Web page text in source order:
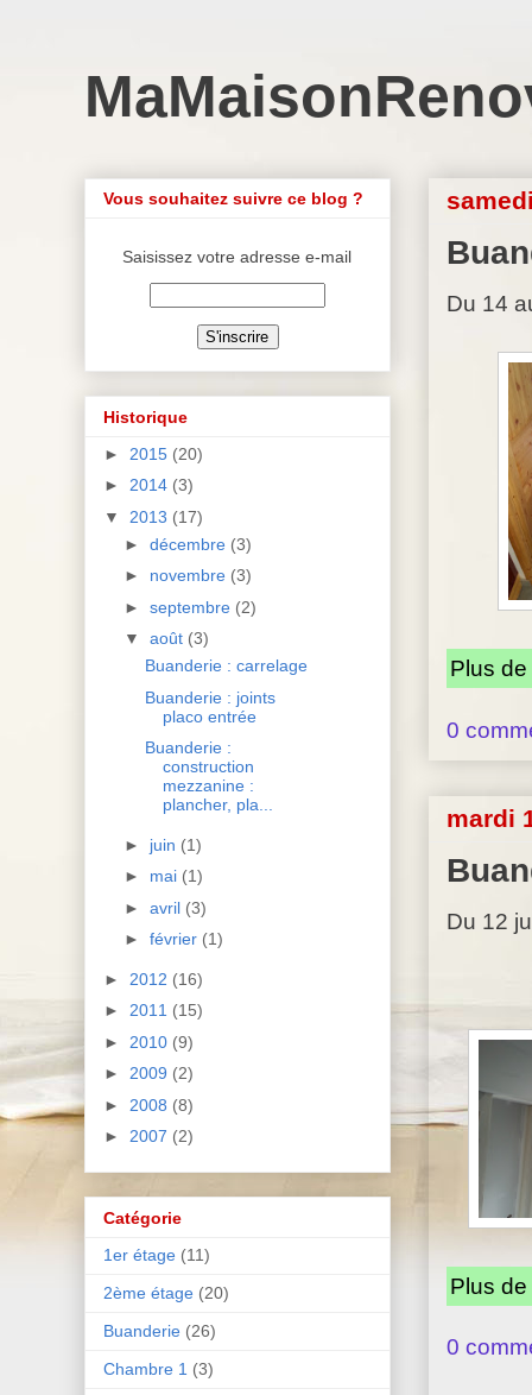
Du 14
Plus
0
mardi
Du 12
Plus
0
Vous souhaitez suivre ce blog ?
Saisissez votre adresse e-mail
Historique
► 2015 (20)
► 2014 (3)
▼ 2013 (17)
► décembre (3)
► novembre (3)
► septembre (2)
▼ août (3)
Buanderie : carrelage
Buanderie : joints
placo entrée
Buanderie :
construction
mezzanine :
plancher, pla...
► juin (1)
► mai (1)
► avril (3)
► février (1)
► 2012 (16)
► 2011 (15)
► 2010 (9)
► 2009 (2)
► 2008 (8)
► 2007 (2)
Catégorie
1er étage (11)
2ème étage (20)
Buanderie (26)
Chambre 1 (3)